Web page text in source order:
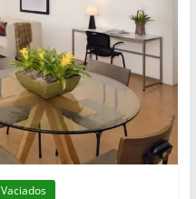
Vaciados